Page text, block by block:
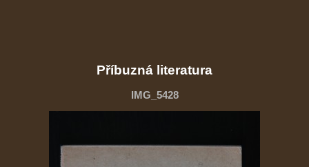
Příbuzná literatura
IMG_5428